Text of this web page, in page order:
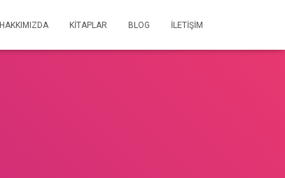
HAKKIMIZDA KİTAPLAR BLOG İLETİŞİM